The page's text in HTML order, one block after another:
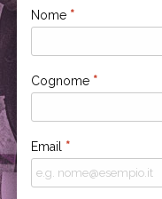
Nome *
Cognome *
Email *